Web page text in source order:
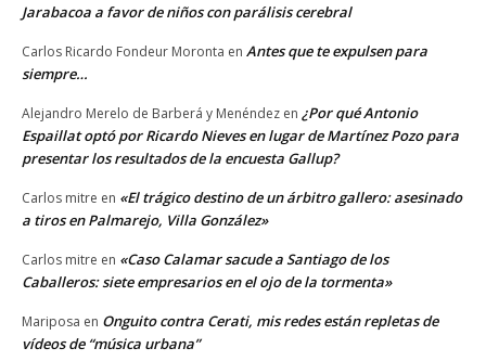
Jarabacoa a favor de niños con parálisis cerebral
Carlos Ricardo Fondeur Moronta en Antes que te expulsen para
siempre…
Alejandro Merelo de Barberá y Menéndez en ¿Por qué Antonio
Espaillat optó por Ricardo Nieves en lugar de Martínez Pozo para
presentar los resultados de la encuesta Gallup?
Carlos mitre en «El trágico destino de un árbitro gallero: asesinado
a tiros en Palmarejo, Villa González»
Carlos mitre en «Caso Calamar sacude a Santiago de los
Caballeros: siete empresarios en el ojo de la tormenta»
Mariposa en Onguito contra Cerati, mis redes están repletas de
vídeos de “música urbana”